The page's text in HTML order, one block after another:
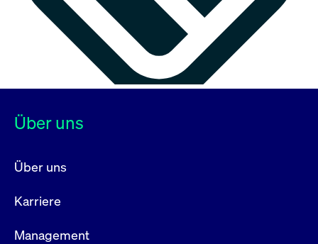
Über uns
Über uns
Karriere
Management